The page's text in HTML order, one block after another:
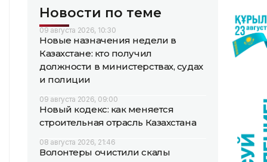
Новости по теме
09 августа 2026, 10:30
Новые назначения недели в
Казахстане: кто получил
должности в министерствах, судах
и полиции
09 августа 2026, 09:00
Новый кодекс: как меняется
строительная отрасль Казахстана
08 августа 2026, 21:46
Волонтеры очистили скалы